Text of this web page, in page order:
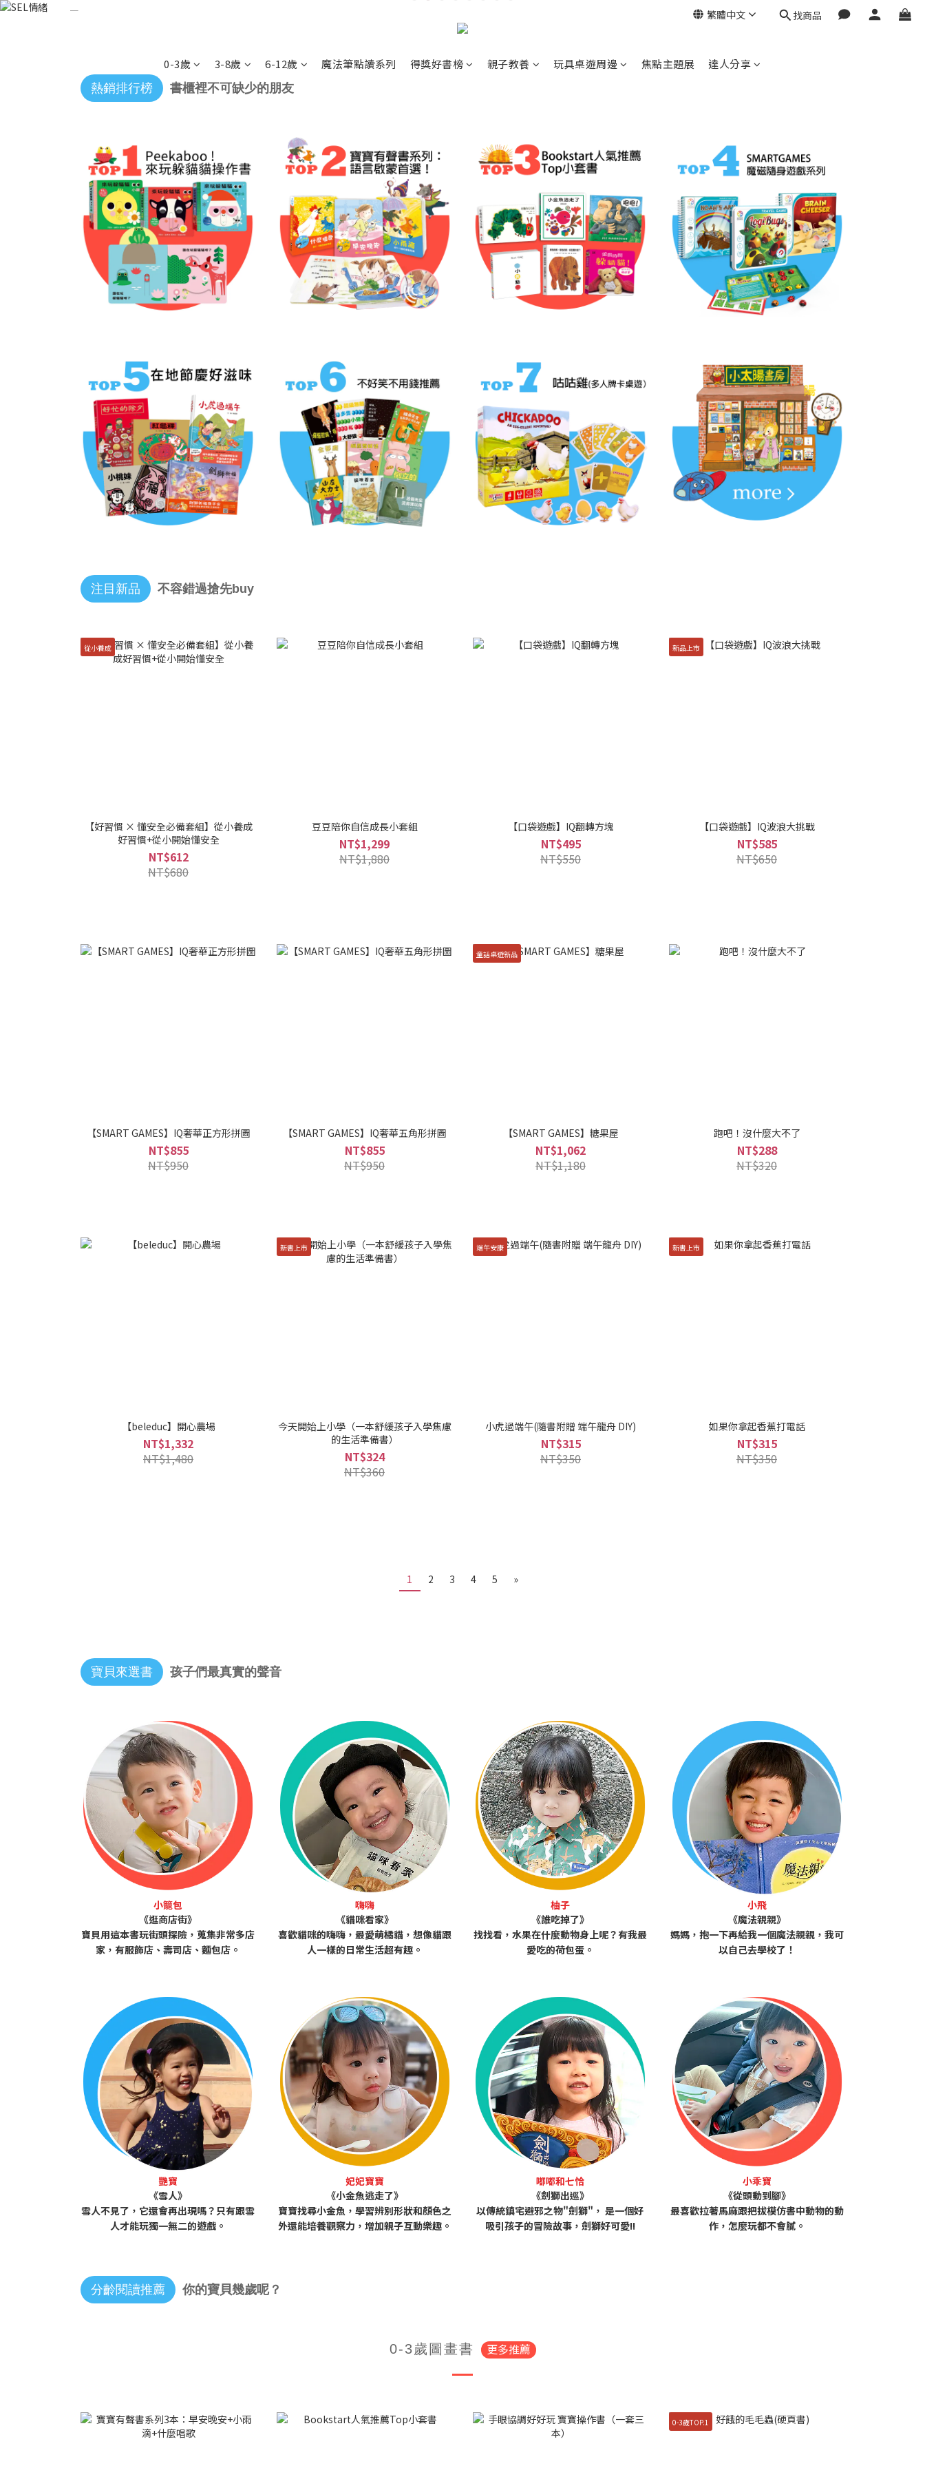
繁體中文 找商品
0-3歲 3-8歲 6-12歲 魔法筆點讀系列 得獎好書榜 親子教養 玩具桌遊周邊 焦點主題展 達人分享
熱銷排行榜 書櫃裡不可缺少的朋友
注目新品 不容錯過搶先buy
從小養成
【好習慣 × 懂安全必備套組】從小養成
好習慣+從小開始懂安全
NT$612
NT$680
豆豆陪你自信成長小套組
NT$1,299
NT$1,880
【口袋遊戲】IQ翻轉方塊
NT$495
NT$550
新品上市
【口袋遊戲】IQ波浪大挑戰
NT$585
NT$650
【SMART GAMES】IQ奢華正方形拼圖
NT$855
NT$950
【SMART GAMES】IQ奢華五角形拼圖
NT$855
NT$950
童話桌遊新品
【SMART GAMES】糖果屋
NT$1,062
NT$1,180
跑吧！沒什麼大不了
NT$288
NT$320
【beleduc】開心農場
NT$1,332
NT$1,480
新書上市
今天開始上小學（一本舒緩孩子入學焦慮
的生活準備書）
NT$324
NT$360
端午安康
小虎過端午(隨書附贈 端午龍舟 DIY)
NT$315
NT$350
新書上市
如果你拿起香蕉打電話
NT$315
NT$350
1 2 3 4 5 »
寶貝來選書 孩子們最真實的聲音
小籠包
《逛商店街》
寶貝用這本書玩街頭探險，蒐集非常多店
家，有服飾店、壽司店、麵包店。
嗨嗨
《貓咪看家》
喜歡貓咪的嗨嗨，最愛萌橘貓，想像貓跟
人一樣的日常生活超有趣。
柚子
《誰吃掉了》
找找看，水果在什麼動物身上呢？有我最
愛吃的荷包蛋。
小飛
《魔法親親》
媽媽，抱一下再給我一個魔法親親，我可
以自己去學校了！
艷寶
《雪人》
雪人不見了，它還會再出現嗎？只有跟雪
人才能玩獨一無二的遊戲。
妃妃寶寶
《小金魚逃走了》
寶寶找尋小金魚，學習辨別形狀和顏色之
外還能培養觀察力，增加親子互動樂趣。
嘟嘟和七恰
《劍獅出巡》
以傳統鎮宅避邪之物"劍獅"， 是一個好
吸引孩子的冒險故事，劍獅好可愛!!
小乖寶
《從頭動到腳》
最喜歡拉著馬麻跟把拔模仿書中動物的動
作，怎麼玩都不會膩。
分齡閱讀推薦 你的寶貝幾歲呢？
0-3歲圖畫書 更多推薦
0-3歲TOP.1